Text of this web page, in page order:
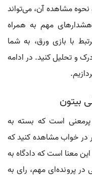
مشاهده آن، می‌تواند
مهم به همراه
با بازی ورق، به شما
و تحلیل کنید. در ادامه
بیتون
است که بسته به
در خواب مشاهده کنید که
معنا است که دادگاه به
پرونده‌ای مهم، رای به